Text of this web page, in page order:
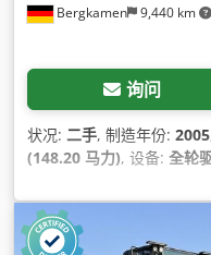
Bergkamen 9,440 km
询问
状况: 二手, 制造年份: 2005
(148.20 马力), 设备: 全轮